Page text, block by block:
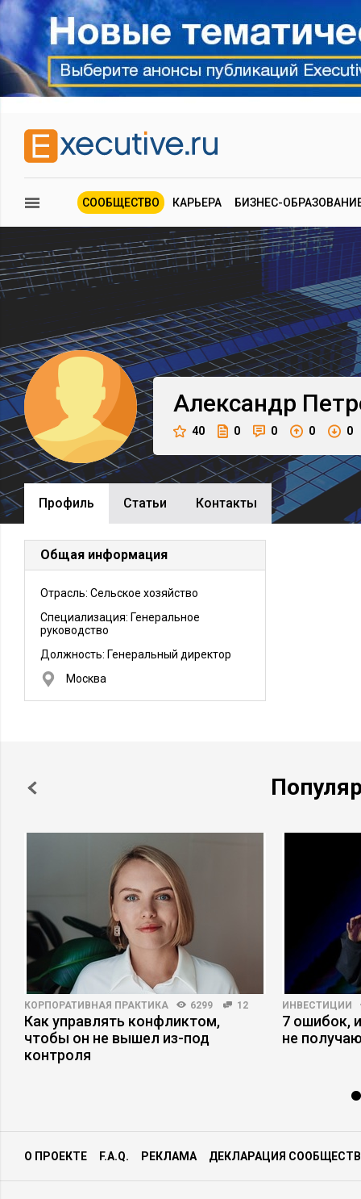
СООБЩЕСТВО КАРЬЕРА БИЗНЕС-
Александр
40 0 0 0 0
Профиль Cтатьи Контакты
Общая информация
Отрасль: Сельское хозяйство
Специализация: Генеральное
руководство
Должность: Генеральный директор
Москва
КОРПОРАТИВНАЯ ПРАКТИКА 6299 12
Как управлять конфликтом,
чтобы он не вышел из-под
контроля
ИНВЕСТИЦИИ
7 ошибок,
не
О ПРОЕКТЕ F.A.Q. РЕКЛАМА ДЕКЛАРАЦИЯ